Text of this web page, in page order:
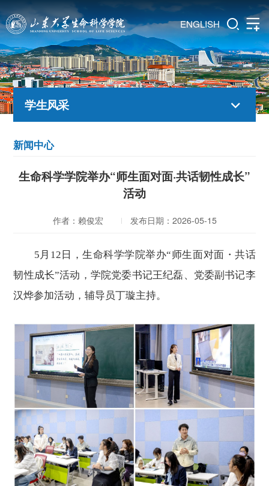
ENGLISH
学生风采
新闻中心
生命科学学院举办“师生面对面·共话韧性成长”
活动
作者：赖俊宏 发布日期：2026-05-15
5月12日，生命科学学院举办“师生面对面・共话
韧性成长”活动，学院党委书记王纪磊、党委副书记李
汉烨参加活动，辅导员丁璇主持。